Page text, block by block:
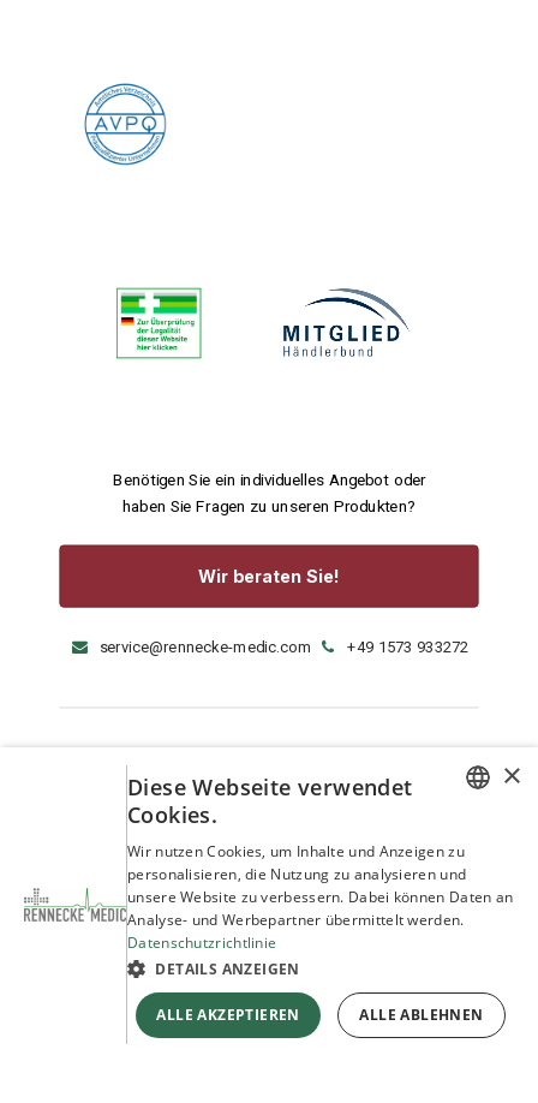
Benötigen Sie ein individuelles Angebot oder
haben Sie Fragen zu unseren Produkten?
Wir beraten Sie!
service@rennecke-medic.com +49 1573 933272
ENGLISH
×
Diese Webseite verwendet
Cookies.
Wir nutzen Cookies, um Inhalte und Anzeigen zu
personalisieren, die Nutzung zu analysieren und
unsere Website zu verbessern. Dabei können Daten an
Analyse- und Werbepartner übermittelt werden.
Datenschutzrichtlinie
DETAILS ANZEIGEN
ALLE AKZEPTIEREN ALLE ABLEHNEN